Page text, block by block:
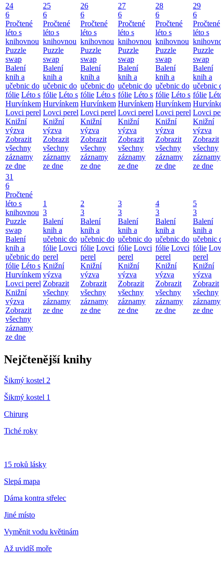
24
6
Pročtené
léto s
knihovnou
Puzzle
swap
Balení
knih a
učebnic do
fólie Léto s
Hurvínkem
Lovci perel
Knižní
výzva
Zobrazit
všechny
záznamy
ze dne
25
6
Pročtené
léto s
knihovnou
Puzzle
swap
Balení
knih a
učebnic do
fólie Léto s
Hurvínkem
Lovci perel
Knižní
výzva
Zobrazit
všechny
záznamy
ze dne
26
6
Pročtené
léto s
knihovnou
Puzzle
swap
Balení
knih a
učebnic do
fólie Léto s
Hurvínkem
Lovci perel
Knižní
výzva
Zobrazit
všechny
záznamy
ze dne
27
6
Pročtené
léto s
knihovnou
Puzzle
swap
Balení
knih a
učebnic do
fólie Léto s
Hurvínkem
Lovci perel
Knižní
výzva
Zobrazit
všechny
záznamy
ze dne
28
6
Pročtené
léto s
knihovnou
Puzzle
swap
Balení
knih a
učebnic do
fólie Léto s
Hurvínkem
Lovci perel
Knižní
výzva
Zobrazit
všechny
záznamy
ze dne
29
6
Pročtené
léto s
Puzzle
swap
Balení
knih a
učebnic
fólie
Lovci
Knižní
výzva
Zobrazit
všechny
záznamy
ze dne
31
6
Pročtené
léto s
knihovnou
Puzzle
swap
Balení
knih a
učebnic do
fólie Léto s
Hurvínkem
Lovci perel
Knižní
výzva
Zobrazit
všechny
záznamy
ze dne
1
3
Balení
knih a
učebnic do
fólie Lovci
perel
Knižní
výzva
Zobrazit
všechny
záznamy
ze dne
2
3
Balení
knih a
učebnic do
fólie Lovci
perel
Knižní
výzva
Zobrazit
všechny
záznamy
ze dne
3
3
Balení
knih a
učebnic do
fólie Lovci
perel
Knižní
výzva
Zobrazit
všechny
záznamy
ze dne
4
3
Balení
knih a
učebnic do
fólie Lovci
perel
Knižní
výzva
Zobrazit
všechny
záznamy
ze dne
5
3
Balení
knih a
učebnic
fólie
perel
Knižní
výzva
Zobrazit
všechny
záznamy
ze dne
Nejčtenější knihy
Šikmý kostel 2
Šikmý kostel 1
Chirurg
Tiché roky
15 roků lásky
Slepá mapa
Dáma kontra střelec
Jiné místo
Vyměnit vodu květinám
Až uvidíš moře